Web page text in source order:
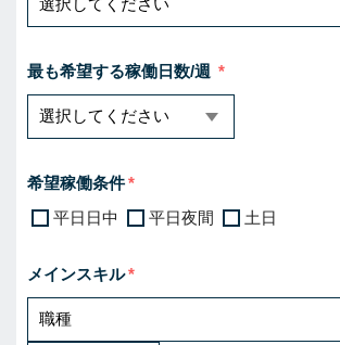
最も希望する稼働日数/週
希望稼働条件
平日日中
平日夜間 土日
メインスキル